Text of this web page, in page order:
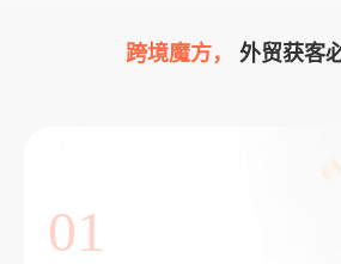
跨境魔方， 外贸获客
01